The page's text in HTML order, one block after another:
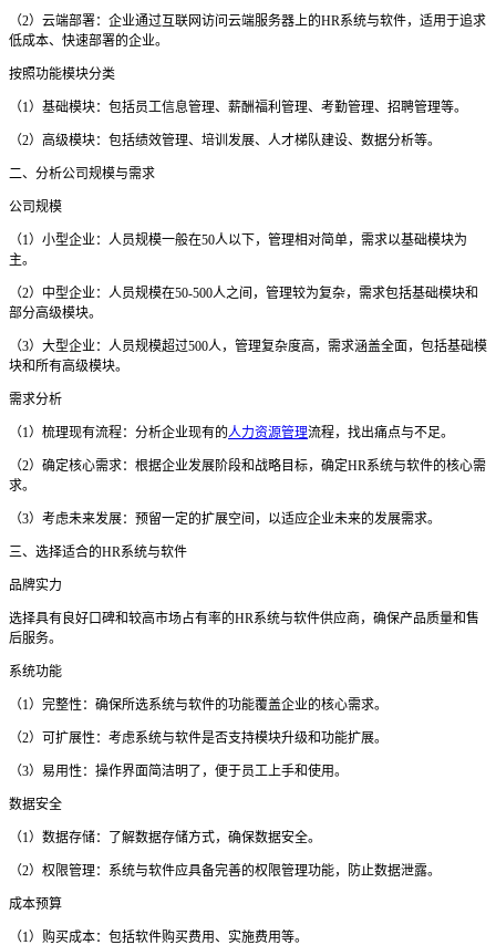
（2）云端部署：企业通过互联网访问云端服务器上的HR系统与软件，适用于追求
低成本、快速部署的企业。
按照功能模块分类
（1）基础模块：包括员工信息管理、薪酬福利管理、考勤管理、招聘管理等。
（2）高级模块：包括绩效管理、培训发展、人才梯队建设、数据分析等。
二、分析公司规模与需求
公司规模
（1）小型企业：人员规模一般在50人以下，管理相对简单，需求以基础模块为
主。
（2）中型企业：人员规模在50-500人之间，管理较为复杂，需求包括基础模块和
部分高级模块。
（3）大型企业：人员规模超过500人，管理复杂度高，需求涵盖全面，包括基础模
块和所有高级模块。
需求分析
（1）梳理现有流程：分析企业现有的人力资源管理流程，找出痛点与不足。
（2）确定核心需求：根据企业发展阶段和战略目标，确定HR系统与软件的核心需
求。
（3）考虑未来发展：预留一定的扩展空间，以适应企业未来的发展需求。
三、选择适合的HR系统与软件
品牌实力
选择具有良好口碑和较高市场占有率的HR系统与软件供应商，确保产品质量和售
后服务。
系统功能
（1）完整性：确保所选系统与软件的功能覆盖企业的核心需求。
（2）可扩展性：考虑系统与软件是否支持模块升级和功能扩展。
（3）易用性：操作界面简洁明了，便于员工上手和使用。
数据安全
（1）数据存储：了解数据存储方式，确保数据安全。
（2）权限管理：系统与软件应具备完善的权限管理功能，防止数据泄露。
成本预算
（1）购买成本：包括软件购买费用、实施费用等。